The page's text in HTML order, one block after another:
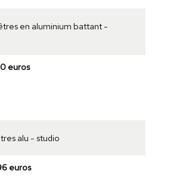
en aluminium battant -
euros
alu - studio
euros